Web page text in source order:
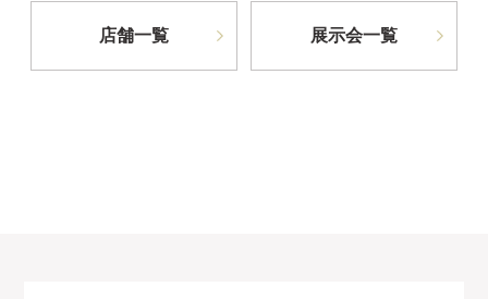
店舗一覧 展示会一覧